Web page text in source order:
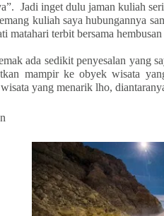
Jadi inget dulu jaman kuliah
kuliah saya hubungannya
matahari terbit bersama
ada sedikit penyesalan yang
mampir ke obyek wisata
yang menarik lho,